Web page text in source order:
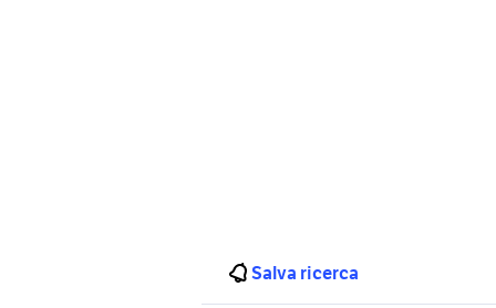
Salva ricerca